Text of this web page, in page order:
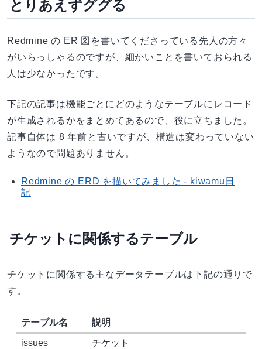
とりあえずググる
Redmine の ER 図を書いてくださっている先人の方々
がいらっしゃるのですが、細かいことを書いておられる
人は少なかったです。
下記の記事は機能ごとにどのようなテーブルにレコード
が生成されるかをまとめてあるので、役に立ちました。
記事自体は 8 年前と古いですが、構造は変わっていない
ようなので問題ありません。
Redmine の ERD を描いてみました - kiwamu日
記
チケットに関係するテーブル
チケットに関係する主なデータテーブルは下記の通りで
す。
テーブル名 説明
issues
チケット